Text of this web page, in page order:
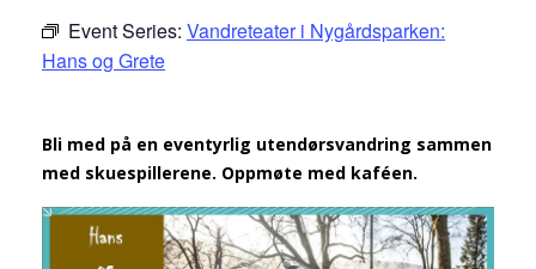
Event Series: Vandreteater i Nygårdsparken:
Hans og Grete
Bli med på en eventyrlig utendørsvandring sammen
med skuespillerene. Oppmøte med kaféen.